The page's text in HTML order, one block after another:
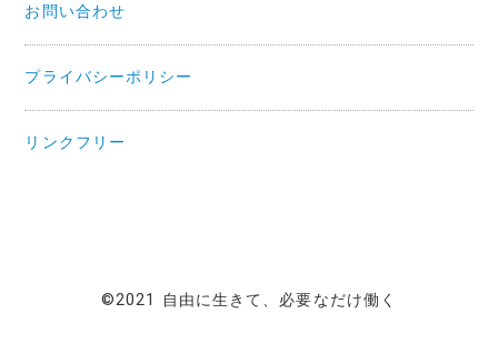
お問い合わせ
プライバシーポリシー
リンクフリー
©2021 自由に生きて、必要なだけ働く